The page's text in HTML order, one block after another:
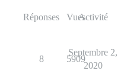
Réponses VuesActivité
8 5909
Septembre 2,
2020